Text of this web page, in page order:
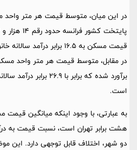
در این میان، متوسط قیمت هر متر واحد
قیمت مسکن به 16.5 برابر
برآورد شده که برابر با
است.
به عبارتی، با وجود اینکه میانگین
هشت برابر تهران است، نسبت قیمت به
دو شهر، اختلاف قابل توجهی دارد. این